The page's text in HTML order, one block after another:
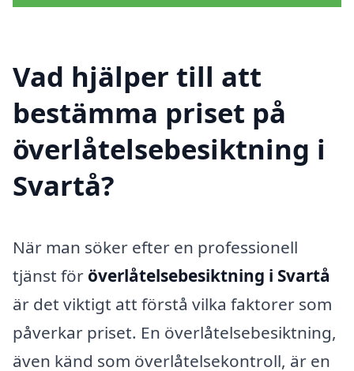
Vad hjälper till att
bestämma priset på
överlåtelsebesiktning i
Svartå?
När man söker efter en professionell
tjänst för överlåtelsebesiktning i Svartå
är det viktigt att förstå vilka faktorer som
påverkar priset. En överlåtelsebesiktning,
även känd som överlåtelsekontroll, är en